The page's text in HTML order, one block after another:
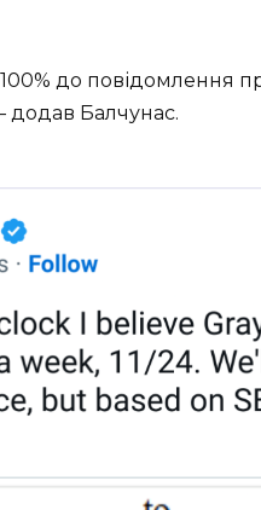
до повідомлення
додав Балчунас.